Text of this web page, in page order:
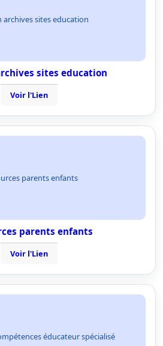
archives sites education
sites education
Voir l'Lien
parents enfants
parents enfants
Voir l'Lien
éducateur spécialisé